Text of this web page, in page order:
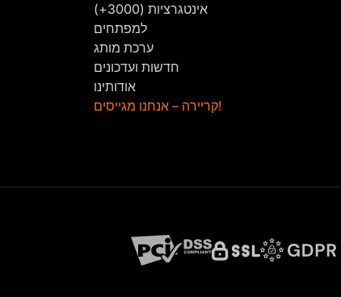
אינטגרציות (3000+)
למפתחים
ערכת מותג
חדשות ועדכונים
אודותינו
קריירה – אנחנו מגייסים!